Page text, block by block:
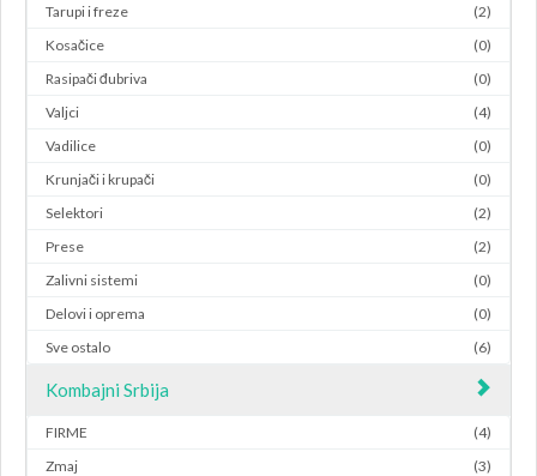
Tarupi i freze
(2)
Kosačice
(0)
Rasipači đubriva
(0)
Valjci
(4)
Vadilice
(0)
Krunjači i krupači
(0)
Selektori
(2)
Prese
(2)
Zalivni sistemi
(0)
Delovi i oprema
(0)
Sve ostalo
(6)
Kombajni Srbija
FIRME
(4)
Zmaj
(3)